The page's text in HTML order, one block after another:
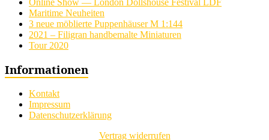
Maritime Neuheiten
3 neue möblierte Puppenhäuser M 1:144
2021 – Filigran handbemalte Miniaturen
Tour 2020
Informationen
Kontakt
Impressum
Datenschutzerklärung
Vertrag widerrufen